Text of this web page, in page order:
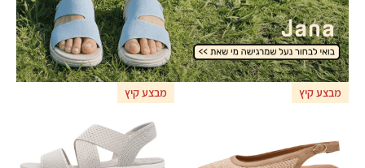
מבצע קיץ מבצע קיץ